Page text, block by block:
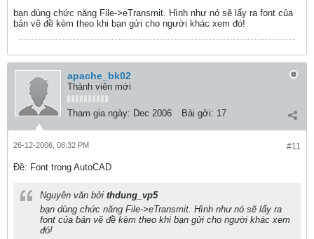
bạn dùng chức năng File->eTransmit. Hình như nó sẽ lấy ra font của
bản vẽ đề kèm theo khi bạn gửi cho người khác xem đó!
apache_bk02
Thành viên mới
Tham gia ngày: Dec 2006 Bài gởi: 17
#11
26-12-2006, 08:32 PM
Ðề: Font trong AutoCAD
Nguyên văn bởi thdung_vp5
bạn dùng chức năng File->eTransmit. Hình như nó sẽ lấy ra
font của bản vẽ đề kèm theo khi bạn gửi cho người khác xem
đó!